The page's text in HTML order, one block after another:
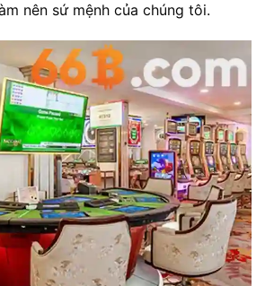
nên sứ mệnh của chúng tôi.